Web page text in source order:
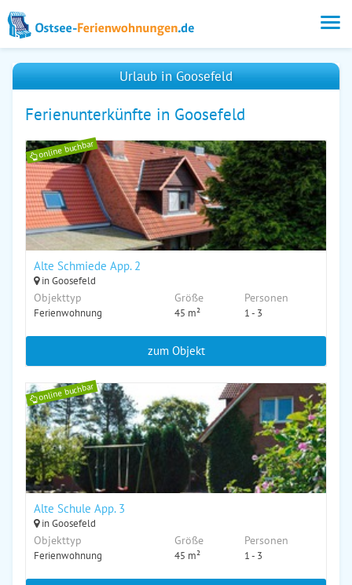
Urlaub in Goosefeld
Ferienunterkünfte in Goosefeld
online buchbar
Alte Schmiede App. 2
in Goosefeld
Objekttyp
Ferienwohnung
Größe
45 m²
Personen
1 - 3
zum Objekt
online buchbar
Alte Schule App. 3
in Goosefeld
Objekttyp
Ferienwohnung
Größe
45 m²
Personen
1 - 3